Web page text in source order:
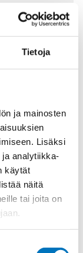
Tietoja
ja mainosten
Lisäksi
analytiikka-
käytät
näitä
tai joita on
3G6
JZ 4G6